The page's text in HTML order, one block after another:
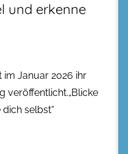
und erkenne
im Januar 2026 ihr
veröffentlicht.„Blicke
selbst“